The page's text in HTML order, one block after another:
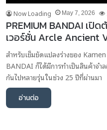
Now Loading May 7, 2026
PREMIUM BANDAI เปิ
เวอร์ชั่น Arcle Ancient
สำหรับเข็มขัดแปลงร่างของ
BANDAI ก็ได้มีการทำเป็นสินค้าจำ
กันไปหลายรุ่นในช่วง 25 ปีที่ผ่านมา
อ่านต่อ